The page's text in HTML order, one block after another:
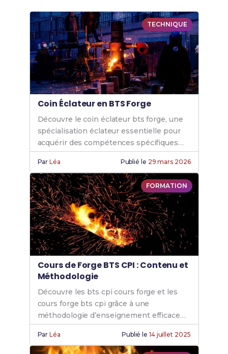
TECHNIQUE
Coin Éclateur en BTS Forge
Découvre le coin éclateur bts forge, une
spécialisation éclateur essentielle pour
acquérir des compétences spécifiques
grâce à nos formations éclateur forge de
qualité.
ParLéa Publié le 29 mars 2026
FORMATION
Cours de Forge BTS CPI : Contenu et
Méthodologie
Découvre les bts cpi cours forge et les
cours forge bts cpi grâce à une
méthodologie d’enseignement efficace
pour renforcer tes compétences forge
CPI.
ParLéa Publié le 14 juillet 2025